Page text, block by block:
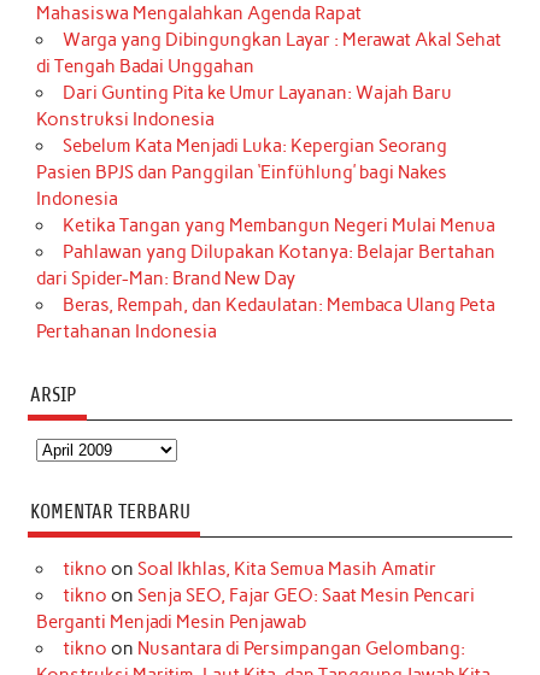
Mahasiswa Mengalahkan Agenda Rapat
Warga yang Dibingungkan Layar : Merawat Akal Sehat
di Tengah Badai Unggahan
Dari Gunting Pita ke Umur Layanan: Wajah Baru
Konstruksi Indonesia
Sebelum Kata Menjadi Luka: Kepergian Seorang
Pasien BPJS dan Panggilan ‘Einfühlung’ bagi Nakes
Indonesia
Ketika Tangan yang Membangun Negeri Mulai Menua
Pahlawan yang Dilupakan Kotanya: Belajar Bertahan
dari Spider-Man: Brand New Day
Beras, Rempah, dan Kedaulatan: Membaca Ulang Peta
Pertahanan Indonesia
ARSIP
Arsip
KOMENTAR TERBARU
tikno on Soal Ikhlas, Kita Semua Masih Amatir
tikno on Senja SEO, Fajar GEO: Saat Mesin Pencari
Berganti Menjadi Mesin Penjawab
tikno on Nusantara di Persimpangan Gelombang: